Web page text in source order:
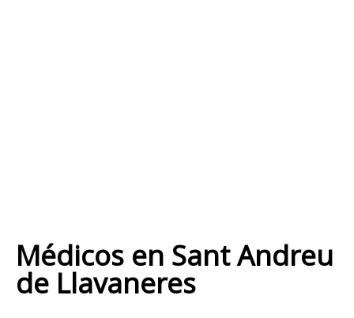
Médicos en Sant Andreu
de Llavaneres